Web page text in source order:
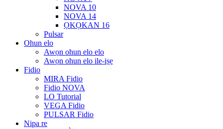
NOVA 10
NOVA 14
ỌKỌKAN 16
Pulsar
Ohun elo
Awọn ohun elo elo
Awọn ohun elo ile-iṣẹ
Fidio
MIRA Fidio
Fidio NOVA
LO Tutorial
VEGA Fidio
PULSAR Fidio
Nipa re